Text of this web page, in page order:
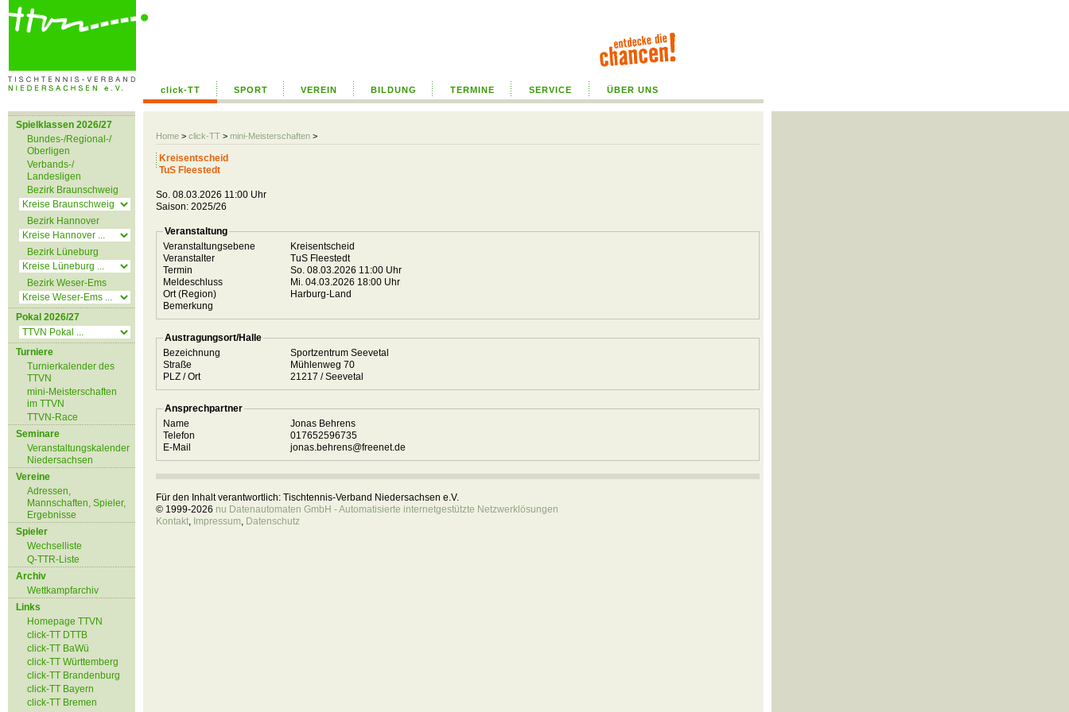
click-TT SPORT VEREIN BILDUNG TERMINE SERVICE ÜBER UNS
Home > click-TT > mini-Meisterschaften >
Spielklassen 2026/27
Bundes-/Regional-/
Oberligen
Verbands-/
Landesligen
Bezirk Braunschweig
Bezirk Hannover
Bezirk Lüneburg
Bezirk Weser-Ems
Pokal 2026/27
Turniere
Turnierkalender des
TTVN
mini-Meisterschaften
im TTVN
TTVN-Race
Seminare
Veranstaltungskalender
Niedersachsen
Vereine
Adressen,
Mannschaften, Spieler,
Ergebnisse
Spieler
Wechselliste
Q-TTR-Liste
Archiv
Wettkampfarchiv
Links
Homepage TTVN
click-TT DTTB
click-TT BaWü
click-TT Württemberg
click-TT Brandenburg
click-TT Bayern
click-TT Bremen
Kreisentscheid
TuS Fleestedt
So. 08.03.2026 11:00 Uhr
Saison: 2025/26
Veranstaltung
Veranstaltungsebene
Kreisentscheid
Veranstalter
TuS Fleestedt
Termin
So. 08.03.2026 11:00 Uhr
Meldeschluss
Mi. 04.03.2026 18:00 Uhr
Ort (Region)
Harburg-Land
Bemerkung
Austragungsort/Halle
Bezeichnung
Sportzentrum Seevetal
Straße
Mühlenweg 70
PLZ / Ort
21217 / Seevetal
Ansprechpartner
Name
Jonas Behrens
Telefon
017652596735
E-Mail
jonas.behrens@freenet.de
Für den Inhalt verantwortlich: Tischtennis-Verband Niedersachsen e.V.
© 1999-2026 nu Datenautomaten GmbH - Automatisierte internetgestützte Netzwerklösungen
Kontakt, Impressum, Datenschutz